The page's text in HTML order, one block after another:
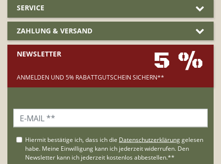
SERVICE
ZAHLUNG & VERSAND
NEWSLETTER 5 %
ANMELDEN UND 5% RABATTGUTSCHEIN SICHERN**